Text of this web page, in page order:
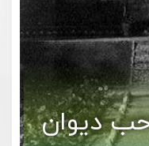
دیوان